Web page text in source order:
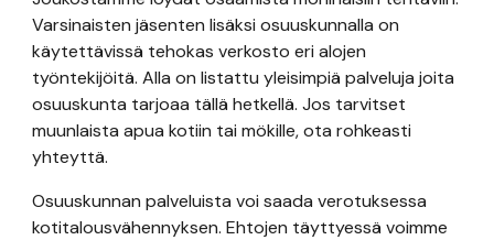
Varsinaisten jäsenten lisäksi osuuskunnalla on
käytettävissä tehokas verkosto eri alojen
työntekijöitä. Alla on listattu yleisimpiä palveluja joita
osuuskunta tarjoaa tällä hetkellä. Jos tarvitset
muunlaista apua kotiin tai mökille, ota rohkeasti
yhteyttä.
Osuuskunnan palveluista voi saada verotuksessa
kotitalousvähennyksen. Ehtojen täyttyessä voimme